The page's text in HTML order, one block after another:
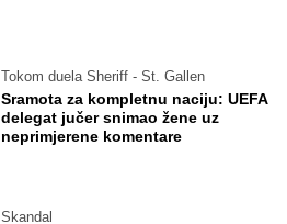
Tokom duela Sheriff - St. Gallen
Sramota za kompletnu naciju: UEFA
delegat jučer snimao žene uz
neprimjerene komentare
Skandal